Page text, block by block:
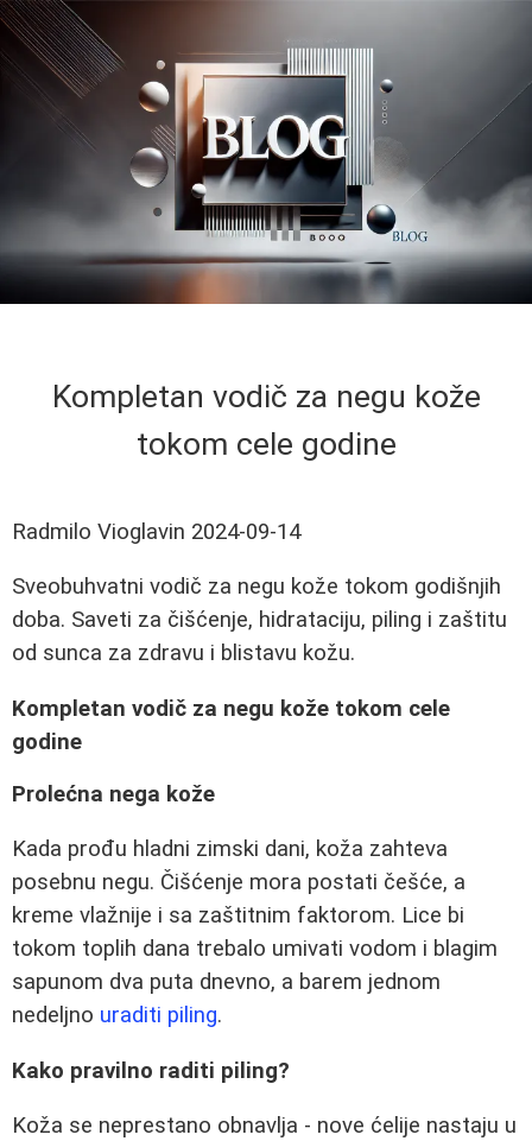
Kompletan vodič za negu kože
tokom cele godine
Radmilo Vioglavin 2024-09-14
Sveobuhvatni vodič za negu kože tokom godišnjih
doba. Saveti za čišćenje, hidrataciju, piling i zaštitu
od sunca za zdravu i blistavu kožu.
Kompletan vodič za negu kože tokom cele
godine
Prolećna nega kože
Kada prođu hladni zimski dani, koža zahteva
posebnu negu. Čišćenje mora postati češće, a
kreme vlažnije i sa zaštitnim faktorom. Lice bi
tokom toplih dana trebalo umivati vodom i blagim
sapunom dva puta dnevno, a barem jednom
nedeljno uraditi piling.
Kako pravilno raditi piling?
Koža se neprestano obnavlja - nove ćelije nastaju u